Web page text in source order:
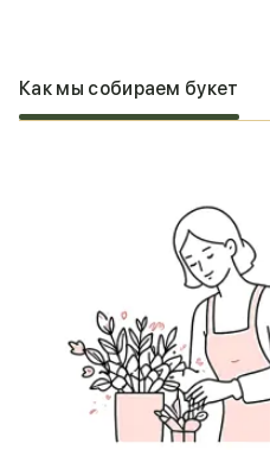
Как мы собираем букет